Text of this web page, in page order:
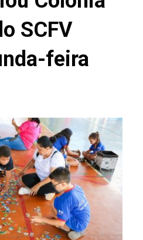
SCFV
feira